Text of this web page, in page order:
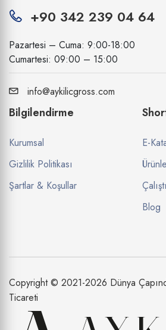
+90 342 239 04 64
Pazartesi – Cuma: 9:00-18:00
Cumartesi: 09:00 – 15:00
info@aykilicgross.com
Bilgilendirme
Kurumsal
Gizlilik Politikası
Şartlar & Koşullar
E-
Blog
Copyright © 2021-2026 Dünya
Ticareti